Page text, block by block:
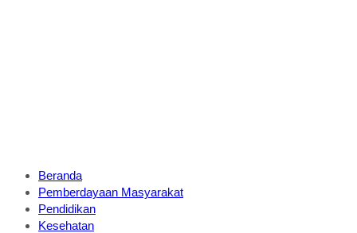
Beranda
Pemberdayaan Masyarakat
Pendidikan
Kesehatan